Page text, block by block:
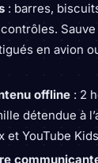
: barres,
en avion
offline : 2
détendue à
YouTube